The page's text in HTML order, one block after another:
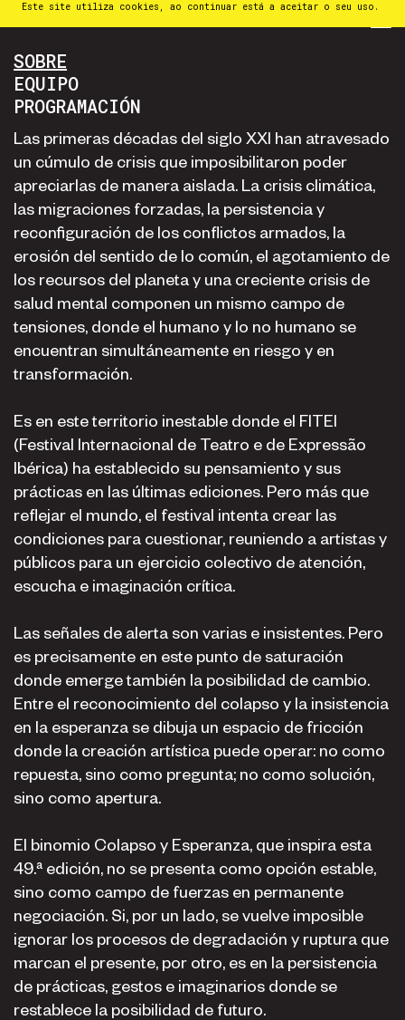
Este site utiliza cookies, ao continuar está a aceitar o seu uso.
SOBRE
EQUIPO
PROGRAMACIÓN
Las primeras décadas del siglo XXI han atravesado
un cúmulo de crisis que imposibilitaron poder
apreciarlas de manera aislada. La crisis climática,
las migraciones forzadas, la persistencia y
reconfiguración de los conflictos armados, la
erosión del sentido de lo común, el agotamiento de
los recursos del planeta y una creciente crisis de
salud mental componen un mismo campo de
tensiones, donde el humano y lo no humano se
encuentran simultáneamente en riesgo y en
transformación.
Es en este territorio inestable donde el FITEI
(Festival Internacional de Teatro e de Expressão
Ibérica) ha establecido su pensamiento y sus
prácticas en las últimas ediciones. Pero más que
reflejar el mundo, el festival intenta crear las
condiciones para cuestionar, reuniendo a artistas y
públicos para un ejercicio colectivo de atención,
escucha e imaginación crítica.
Las señales de alerta son varias e insistentes. Pero
es precisamente en este punto de saturación
donde emerge también la posibilidad de cambio.
Entre el reconocimiento del colapso y la insistencia
en la esperanza se dibuja un espacio de fricción
donde la creación artística puede operar: no como
repuesta, sino como pregunta; no como solución,
sino como apertura.
El binomio Colapso y Esperanza, que inspira esta
49.ª edición, no se presenta como opción estable,
sino como campo de fuerzas en permanente
negociación. Si, por un lado, se vuelve imposible
ignorar los procesos de degradación y ruptura que
marcan el presente, por otro, es en la persistencia
de prácticas, gestos e imaginarios donde se
restablece la posibilidad de futuro.